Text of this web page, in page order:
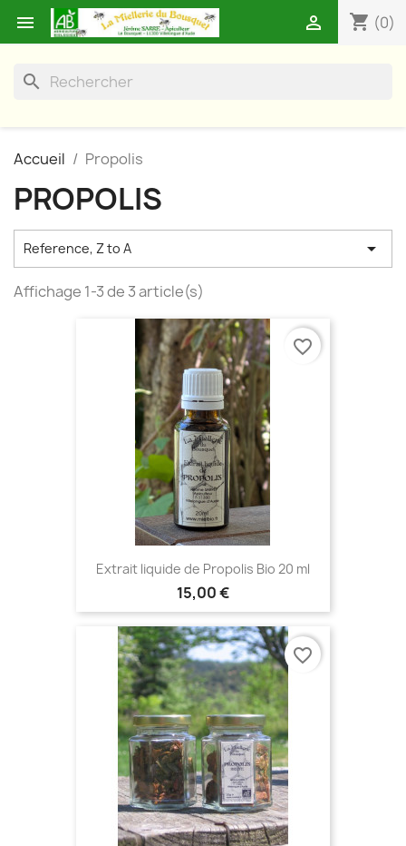
 shopping_cart (0)

search
Accueil Propolis
PROPOLIS
Reference, Z to A 
Affichage 1-3 de 3 article(s)
Extrait liquide de Propolis Bio 20 ml
15,00 €
favorite_border
favorite_border